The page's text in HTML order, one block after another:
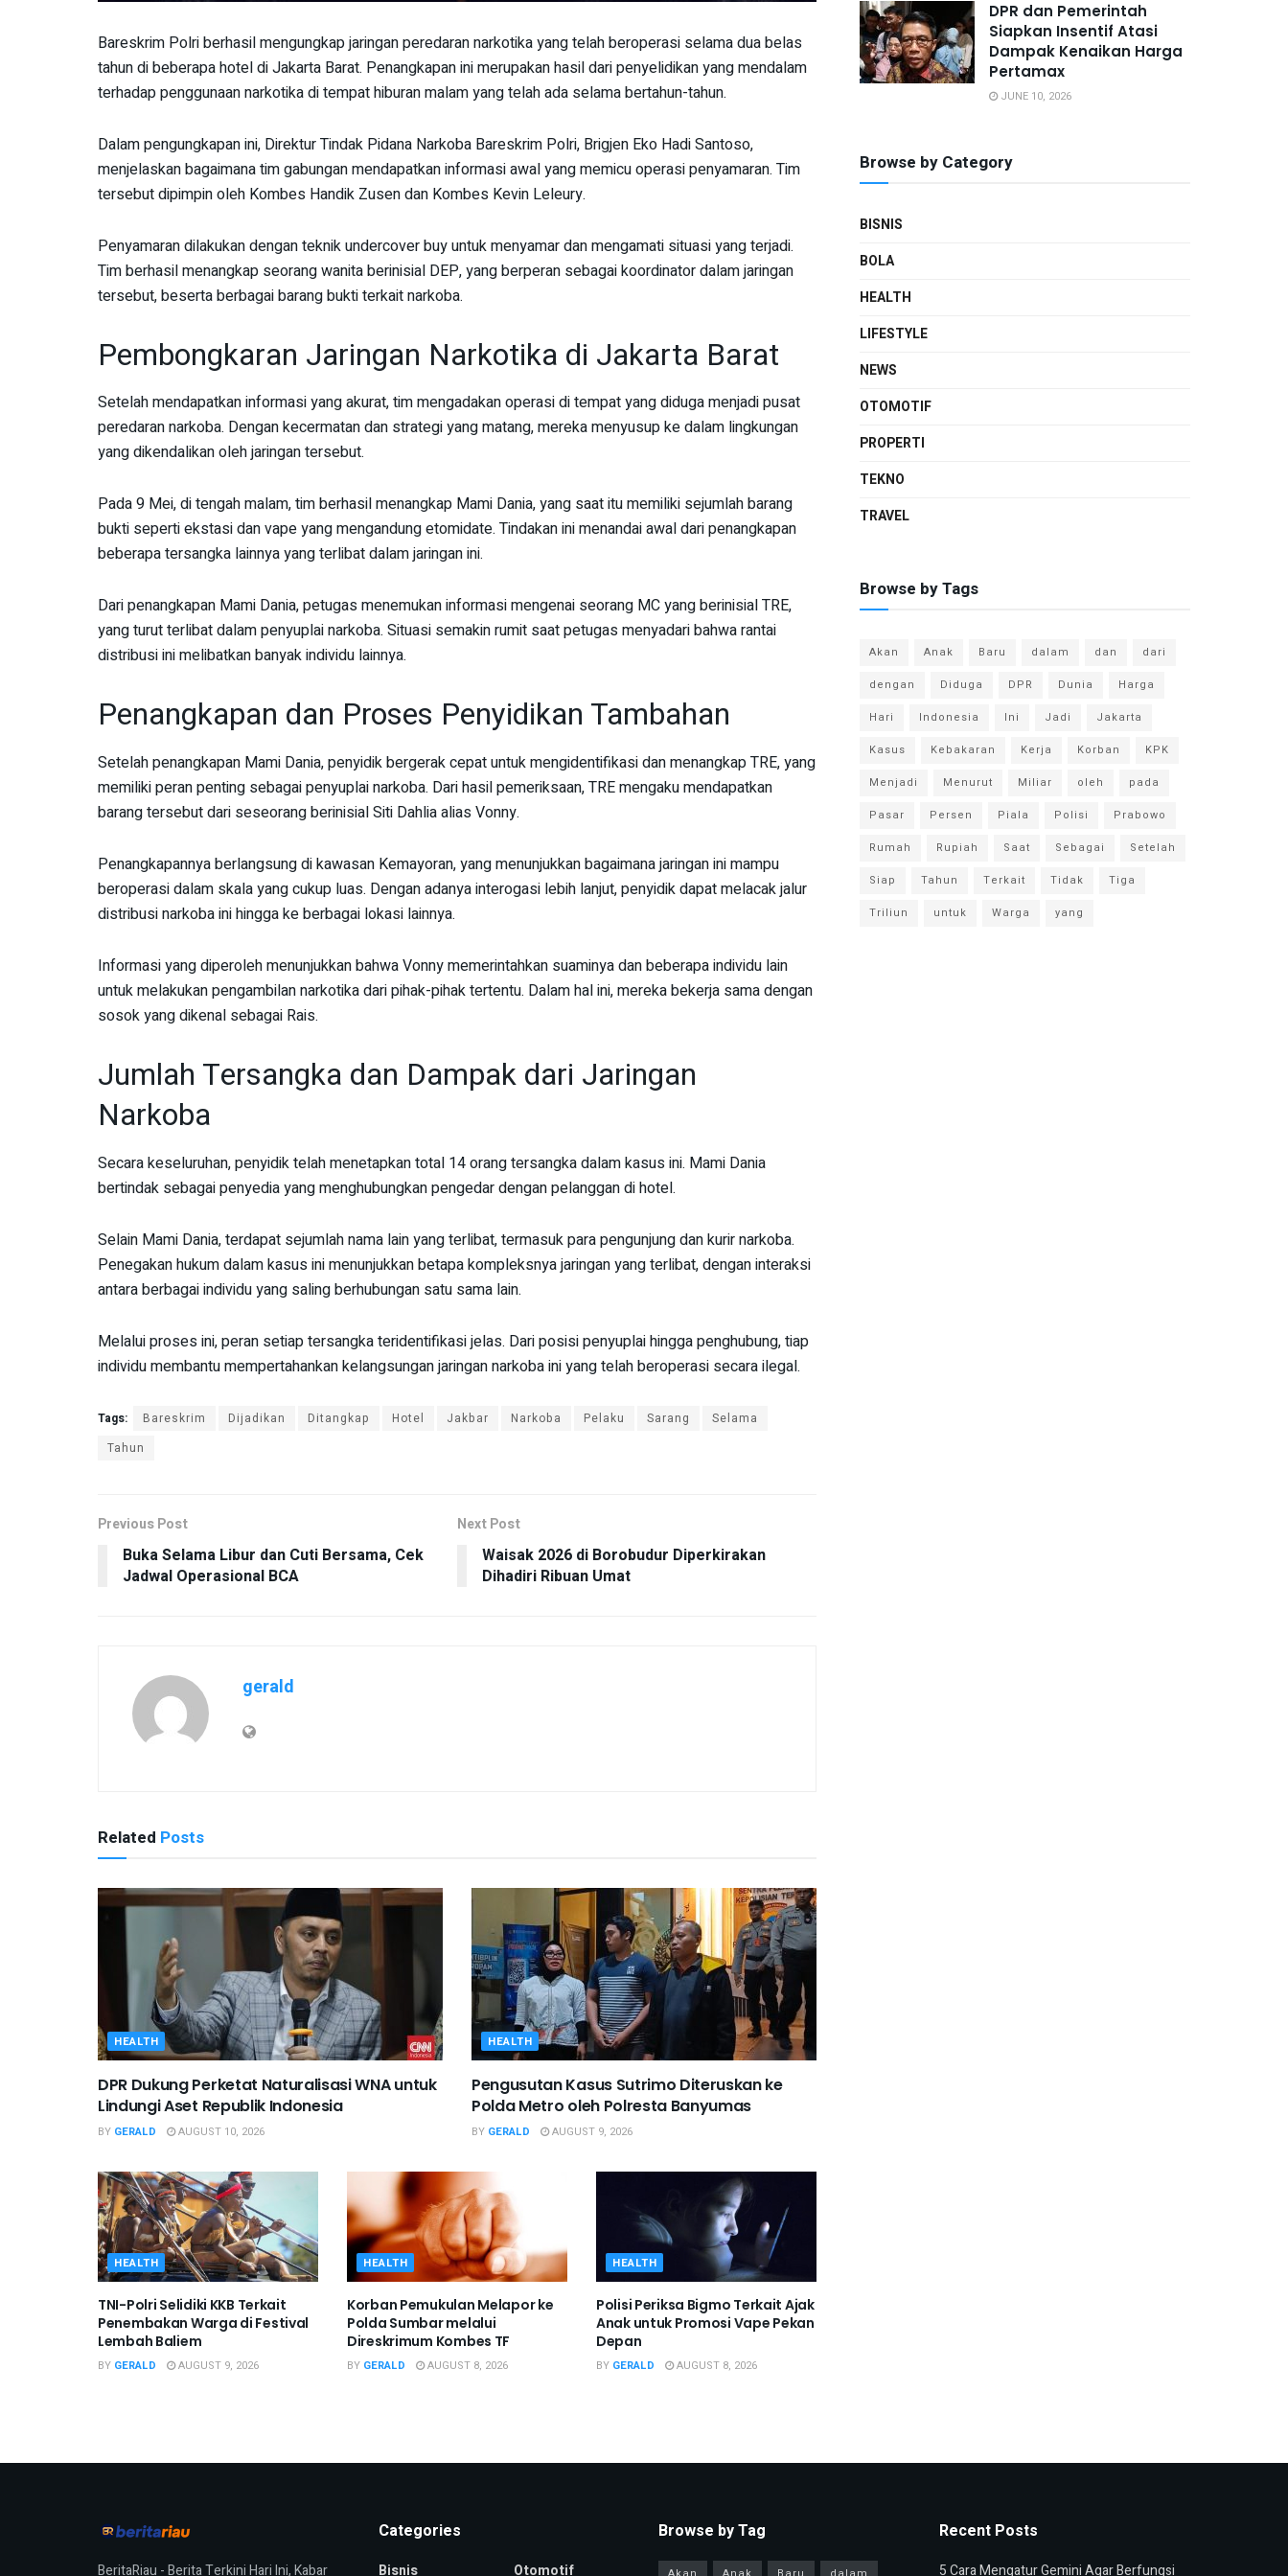
Bareskrim Polri berhasil mengungkap jaringan peredaran narkotika yang telah beroperasi selama dua belas
tahun di beberapa hotel di Jakarta Barat. Penangkapan ini merupakan hasil dari penyelidikan yang mendalam
terhadap penggunaan narkotika di tempat hiburan malam yang telah ada selama bertahun-tahun.
Dalam pengungkapan ini, Direktur Tindak Pidana Narkoba Bareskrim Polri, Brigjen Eko Hadi Santoso,
menjelaskan bagaimana tim gabungan mendapatkan informasi awal yang memicu operasi penyamaran. Tim
tersebut dipimpin oleh Kombes Handik Zusen dan Kombes Kevin Leleury.
Penyamaran dilakukan dengan teknik undercover buy untuk menyamar dan mengamati situasi yang terjadi.
Tim berhasil menangkap seorang wanita berinisial DEP, yang berperan sebagai koordinator dalam jaringan
tersebut, beserta berbagai barang bukti terkait narkoba.
Pembongkaran Jaringan Narkotika di Jakarta Barat
Setelah mendapatkan informasi yang akurat, tim mengadakan operasi di tempat yang diduga menjadi pusat
peredaran narkoba. Dengan kecermatan dan strategi yang matang, mereka menyusup ke dalam lingkungan
yang dikendalikan oleh jaringan tersebut.
Pada 9 Mei, di tengah malam, tim berhasil menangkap Mami Dania, yang saat itu memiliki sejumlah barang
bukti seperti ekstasi dan vape yang mengandung etomidate. Tindakan ini menandai awal dari penangkapan
beberapa tersangka lainnya yang terlibat dalam jaringan ini.
Dari penangkapan Mami Dania, petugas menemukan informasi mengenai seorang MC yang berinisial TRE,
yang turut terlibat dalam penyuplai narkoba. Situasi semakin rumit saat petugas menyadari bahwa rantai
distribusi ini melibatkan banyak individu lainnya.
Penangkapan dan Proses Penyidikan Tambahan
Setelah penangkapan Mami Dania, penyidik bergerak cepat untuk mengidentifikasi dan menangkap TRE, yang
memiliki peran penting sebagai penyuplai narkoba. Dari hasil pemeriksaan, TRE mengaku mendapatkan
barang tersebut dari seseorang berinisial Siti Dahlia alias Vonny.
Penangkapannya berlangsung di kawasan Kemayoran, yang menunjukkan bagaimana jaringan ini mampu
beroperasi dalam skala yang cukup luas. Dengan adanya interogasi lebih lanjut, penyidik dapat melacak jalur
distribusi narkoba ini hingga ke berbagai lokasi lainnya.
Informasi yang diperoleh menunjukkan bahwa Vonny memerintahkan suaminya dan beberapa individu lain
untuk melakukan pengambilan narkotika dari pihak-pihak tertentu. Dalam hal ini, mereka bekerja sama dengan
sosok yang dikenal sebagai Rais.
Jumlah Tersangka dan Dampak dari Jaringan
Narkoba
Secara keseluruhan, penyidik telah menetapkan total 14 orang tersangka dalam kasus ini. Mami Dania
bertindak sebagai penyedia yang menghubungkan pengedar dengan pelanggan di hotel.
Selain Mami Dania, terdapat sejumlah nama lain yang terlibat, termasuk para pengunjung dan kurir narkoba.
Penegakan hukum dalam kasus ini menunjukkan betapa kompleksnya jaringan yang terlibat, dengan interaksi
antara berbagai individu yang saling berhubungan satu sama lain.
Melalui proses ini, peran setiap tersangka teridentifikasi jelas. Dari posisi penyuplai hingga penghubung, tiap
individu membantu mempertahankan kelangsungan jaringan narkoba ini yang telah beroperasi secara ilegal.
Tags: Bareskrim Dijadikan Ditangkap Hotel Jakbar Narkoba Pelaku Sarang
Selama
Tahun
Previous Post
Buka Selama Libur dan Cuti Bersama, Cek
Jadwal Operasional BCA
Next Post
Waisak 2026 di Borobudur Diperkirakan
Dihadiri Ribuan Umat
gerald
Related Posts
HEALTH
DPR Dukung Perketat Naturalisasi WNA untuk
Lindungi Aset Republik Indonesia
BY GERALD AUGUST 10, 2026
HEALTH
Pengusutan Kasus Sutrimo Diteruskan ke
Polda Metro oleh Polresta Banyumas
BY GERALD AUGUST 9, 2026
HEALTH
TNI-Polri Selidiki KKB Terkait
Penembakan Warga di Festival
Lembah Baliem
BY GERALD AUGUST 9, 2026
HEALTH
Korban Pemukulan Melapor ke
Polda Sumbar melalui
Direskrimum Kombes TF
BY GERALD AUGUST 8, 2026
HEALTH
Polisi Periksa Bigmo Terkait Ajak
Anak untuk Promosi Vape Pekan
Depan
BY GERALD AUGUST 8, 2026
DPR dan Pemerintah
Siapkan Insentif Atasi
Dampak Kenaikan Harga
Pertamax
JUNE 10, 2026
Browse by Category
BISNIS
BOLA
HEALTH
LIFESTYLE
NEWS
OTOMOTIF
PROPERTI
TEKNO
TRAVEL
Browse by Tags
Akan Anak Baru dalam dan
dari
dengan
Diduga DPR Dunia
Harga
Hari
Indonesia Ini Jadi
Jakarta
Kasus
Kebakaran Kerja Korban
KPK
Menjadi
Menurut Miliar oleh
pada
Pasar
Persen Piala Polisi
Prabowo
Rumah
Rupiah Saat Sebagai
Setelah
Siap
Tahun Terkait Tidak
Tiga
Triliun
untuk Warga yang
BeritaRiau - Berita Terkini Hari Ini, Kabar
Categories
Bisnis Otomotif
Browse by Tag Recent Posts
5 Cara Mengatur Gemini Agar Berfungsi